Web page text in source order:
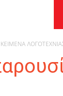
ΚΕΙΜΕΝΑ